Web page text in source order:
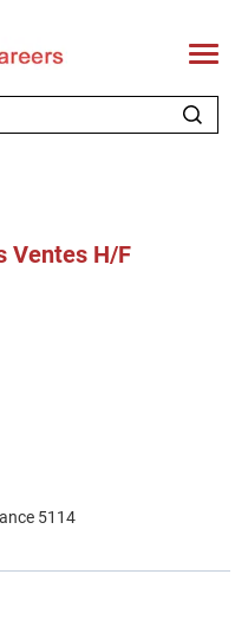
T
o
l
Ventes H/F
5114